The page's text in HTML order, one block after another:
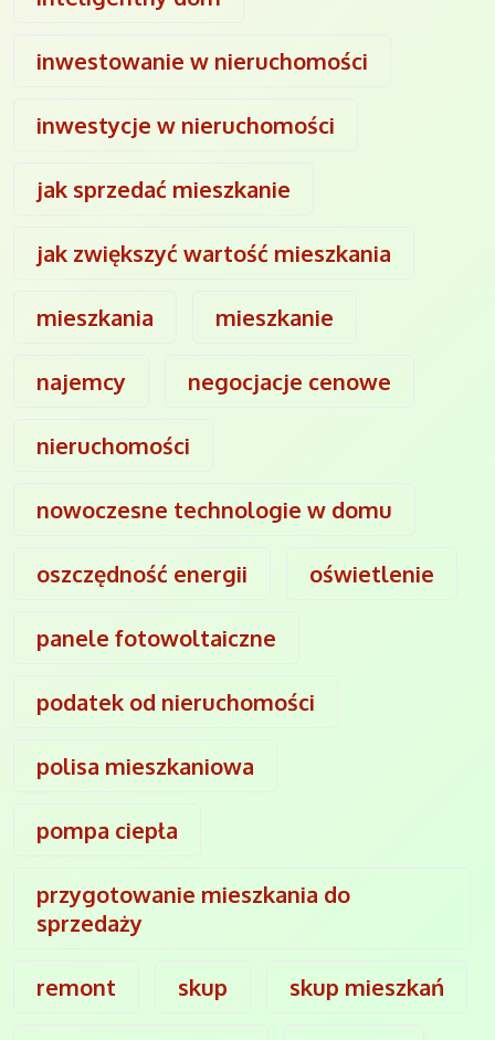
inwestowanie w nieruchomości
inwestycje w nieruchomości
jak sprzedać mieszkanie
jak zwiększyć wartość mieszkania
mieszkania mieszkanie
najemcy negocjacje cenowe
nieruchomości
nowoczesne technologie w domu
oszczędność energii oświetlenie
panele fotowoltaiczne
podatek od nieruchomości
polisa mieszkaniowa
pompa ciepła
przygotowanie mieszkania do
sprzedaży
remont skup skup mieszkań